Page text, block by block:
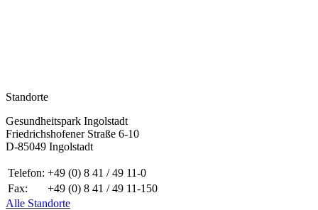
Standorte
Gesundheitspark Ingolstadt
Friedrichshofener Straße 6-10
D-85049 Ingolstadt
Telefon: +49 (0) 8 41 / 49 11-0
Fax:
+49 (0) 8 41 / 49 11-150
Alle Standorte